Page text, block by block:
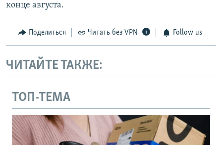
конце августа.
Поделиться Читать без VPN Follow us
ЧИТАЙТЕ ТАКЖЕ:
ТОП-ТЕМА